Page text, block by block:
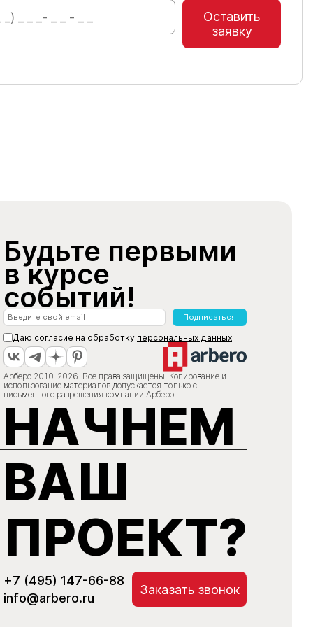
Оставить
заявку
Будьте первыми
в курсе
событий!
Подписаться
Даю согласие на обработку персональных данных
Арберо 2010-2026. Все права защищены. Копирование и
использование материалов допускается только с
письменного разрешения компании Арберо
НАЧНЕМ
ВАШ
ПРОЕКТ?
+7 (495) 147-66-88
info@arbero.ru
Заказать звонок